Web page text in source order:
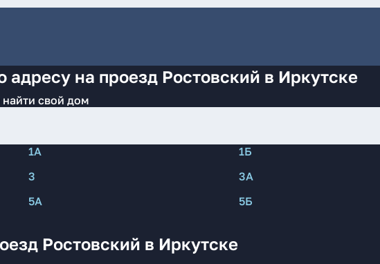
адресу на проезд Ростовский в Иркутске
свой дом
1А 1Б
3 3А
5А 5Б
Ростовский в Иркутске